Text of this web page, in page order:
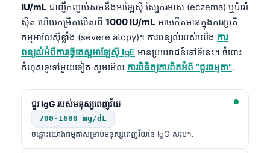
IU/mL ជាញឹកញាប់សមនឹងអាឡែស៊ី ស្បែករមាស់ (eczema) ឬប៉ារ៉ា
ស៊ីត ហើយកម្រិតលើសពី 1000 IU/mL អាចកើតមានក្នុងការប្រតិ
កម្មអាលែស៊ីខ្លាំង (severe atopy)។ ការពន្យល់របស់យើង ការ
ពន្យល់អំពីការធ្វើតេស្តអាឡែស៊ី IgE មានប្រយោជន៍នៅទីនេះ។ ចំពោះ
កំហុសទូទៅមួយទៀត សូមមើល ការពិនិត្យការពិតអំពី “ជួរធម្មតា”.
ជួរ IgG របស់មនុស្សពេញវ័យ
700-1600 mg/dL
ចន្លោះយោងធម្មតាសម្រាប់មនុស្សពេញវ័យនៃ IgG សរុប។.